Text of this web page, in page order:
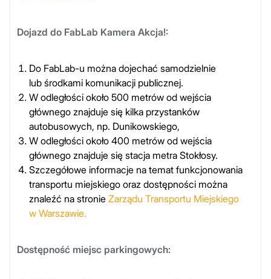
Dojazd do FabLab Kamera Akcja!:
Do FabLab-u można dojechać samodzielnie
lub środkami komunikacji publicznej.
W odległości około 500 metrów od wejścia
głównego znajduje się kilka przystanków
autobusowych, np. Dunikowskiego,
W odległości około 400 metrów od wejścia
głównego znajduje się stacja metra Stokłosy.
Szczegółowe informacje na temat funkcjonowania
transportu miejskiego oraz dostępności można
znaleźć na stronie Zarządu Transportu Miejskiego
w Warszawie.
Dostępność miejsc parkingowych: